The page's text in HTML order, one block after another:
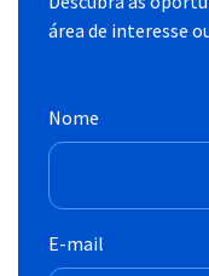
área de interesse
Nome
E-mail